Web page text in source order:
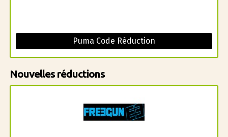
Puma Code Réduction
Nouvelles réductions